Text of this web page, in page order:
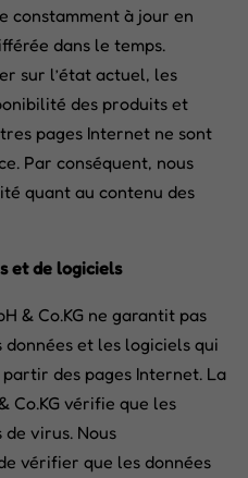
constamment à jour en
dans le temps.
sur l’état actuel, les
des produits et
pages Internet ne sont
Par conséquent, nous
quant au contenu des
et de logiciels
& Co.KG ne garantit pas
données et les logiciels qui
des pages Internet. La
Co.KG vérifie que les
virus. Nous
vérifier que les données